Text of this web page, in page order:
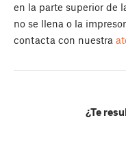
en la parte superior de
no se llena o la
contacta con nuestra
¿Te